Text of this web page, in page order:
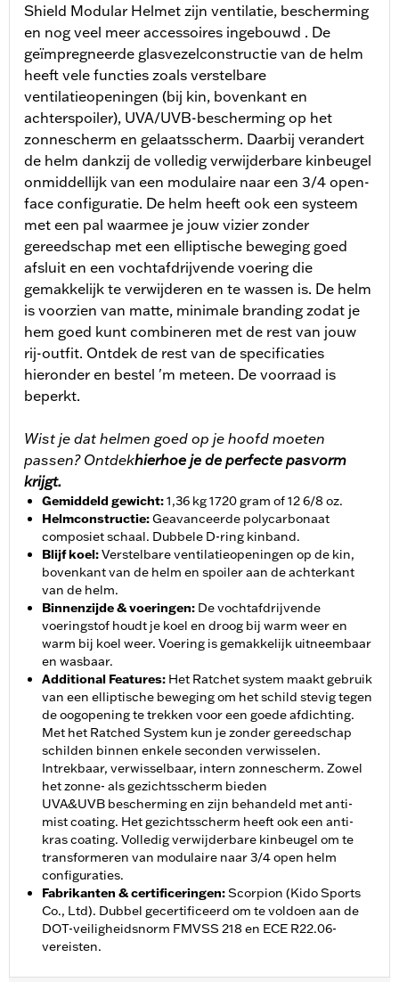
Shield Modular Helmet zijn ventilatie, bescherming
en nog veel meer accessoires ingebouwd . De
geïmpregneerde glasvezelconstructie van de helm
heeft vele functies zoals verstelbare
ventilatieopeningen (bij kin, bovenkant en
achterspoiler), UVA/UVB-bescherming op het
zonnescherm en gelaatsscherm. Daarbij verandert
de helm dankzij de volledig verwijderbare kinbeugel
onmiddellijk van een modulaire naar een 3/4 open-
face configuratie. De helm heeft ook een systeem
met een pal waarmee je jouw vizier zonder
gereedschap met een elliptische beweging goed
afsluit en een vochtafdrijvende voering die
gemakkelijk te verwijderen en te wassen is. De helm
is voorzien van matte, minimale branding zodat je
hem goed kunt combineren met de rest van jouw
rij-outfit. Ontdek de rest van de specificaties
hieronder en bestel 'm meteen. De voorraad is
beperkt.
Wist je dat helmen goed op je hoofd moeten
passen? Ontdekhierhoe je de perfecte pasvorm
krijgt.
Gemiddeld gewicht:1,36 kg 1720 gram of 12 6/8 oz.
Helmconstructie:Geavanceerde polycarbonaat
composiet schaal. Dubbele D-ring kinband.
Blijf koel:Verstelbare ventilatieopeningen op de kin,
bovenkant van de helm en spoiler aan de achterkant
van de helm.
Binnenzijde & voeringen: De vochtafdrijvende
voeringstof houdt je koel en droog bij warm weer en
warm bij koel weer. Voering is gemakkelijk uitneembaar
en wasbaar.
Additional Features: Het Ratchet system maakt gebruik
van een elliptische beweging om het schild stevig tegen
de oogopening te trekken voor een goede afdichting.
Met het Ratched System kun je zonder gereedschap
schilden binnen enkele seconden verwisselen.
Intrekbaar, verwisselbaar, intern zonnescherm. Zowel
het zonne- als gezichtsscherm bieden
UVA&UVB bescherming en zijn behandeld met anti-
mist coating. Het gezichtsscherm heeft ook een anti-
kras coating. Volledig verwijderbare kinbeugel om te
transformeren van modulaire naar 3/4 open helm
configuraties.
Fabrikanten & certificeringen:Scorpion (Kido Sports
Co., Ltd). Dubbel gecertificeerd om te voldoen aan de
DOT-veiligheidsnorm FMVSS 218 en ECE R22.06-
vereisten.